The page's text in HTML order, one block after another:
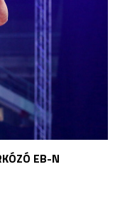
EB-N